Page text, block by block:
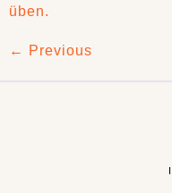
üben.
← Previous